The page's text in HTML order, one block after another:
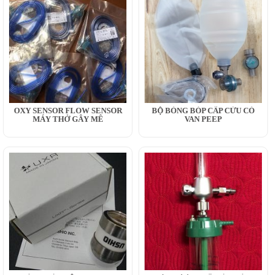
OXY SENSOR FLOW SENSOR
MÁY THỞ GÂY MÊ
BỘ BÓNG BÓP CẤP CỨU CÓ
VAN PEEP